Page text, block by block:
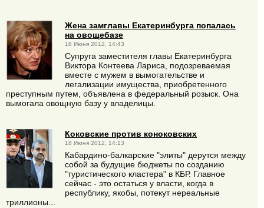
Жена замглавы Екатеринбурга попалась
на овощебазе
18 Июня 2012, 14:43
Супруга заместителя главы Екатеринбурга
Виктора Контеева Лариса, подозреваемая
вместе с мужем в вымогательстве и
легализации имущества, приобретенного
преступным путем, объявлена в федеральный розыск. Она
вымогала овощную базу у владелицы.
Коковские против коноковских
18 Июня 2012, 14:13
Кабардино-балкарские "элиты" дерутся между
собой за будущие бюджеты по созданию
"туристического кластера" в КБР. Главное
сейчас - это остаться у власти, когда в
республику, якобы, потекут нереальные
триллионы...